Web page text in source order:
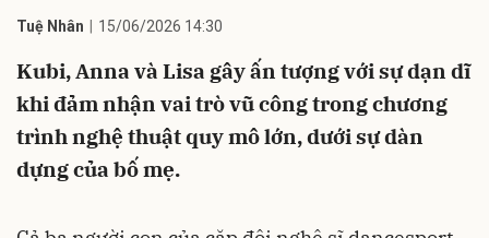
Tuệ Nhân 15/06/2026 14:30
Kubi, Anna và Lisa gây ấn tượng với sự dạn dĩ
khi đảm nhận vai trò vũ công trong chương
trình nghệ thuật quy mô lớn, dưới sự dàn
dựng của bố mẹ.
Hủy Gửi